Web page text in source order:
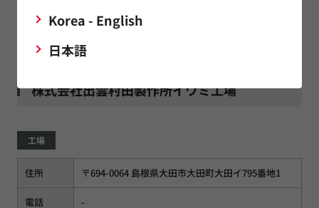
Korea - English
日本語
株式会社出雲村田製作所イワミ工場
工場
住所 〒694-0064 島根県大田市大田町大田イ795番地1
電話 -